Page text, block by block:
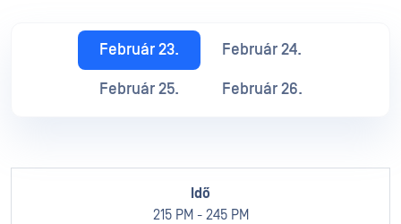
Február 23. Február 24.
Február 25. Február 26.
215 PM - 245 PM